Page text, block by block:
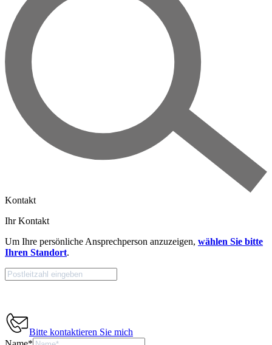
Kontakt
Ihr Kontakt
Um Ihre persönliche Ansprechperson anzuzeigen, wählen Sie bitte
Ihren Standort.
Bitte kontaktieren Sie mich